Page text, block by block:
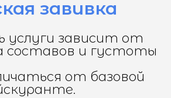
завивка
зависит от
составов и густоты
от базовой